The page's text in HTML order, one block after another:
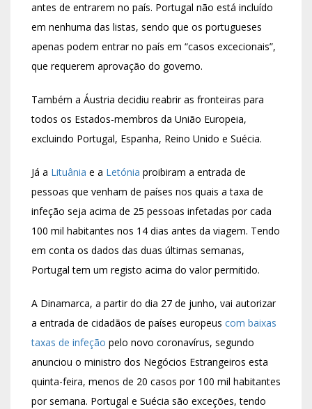
antes de entrarem no país. Portugal não está incluído
em nenhuma das listas, sendo que os portugueses
apenas podem entrar no país em “casos excecionais”,
que requerem aprovação do governo.
Também a Áustria decidiu reabrir as fronteiras para
todos os Estados-membros da União Europeia,
excluindo Portugal, Espanha, Reino Unido e Suécia.
Já a Lituânia e a Letónia proibiram a entrada de
pessoas que venham de países nos quais a taxa de
infeção seja acima de 25 pessoas infetadas por cada
100 mil habitantes nos 14 dias antes da viagem. Tendo
em conta os dados das duas últimas semanas,
Portugal tem um registo acima do valor permitido.
A Dinamarca, a partir do dia 27 de junho, vai autorizar
a entrada de cidadãos de países europeus com baixas
taxas de infeção pelo novo coronavírus, segundo
anunciou o ministro dos Negócios Estrangeiros esta
quinta-feira, menos de 20 casos por 100 mil habitantes
por semana. Portugal e Suécia são exceções, tendo